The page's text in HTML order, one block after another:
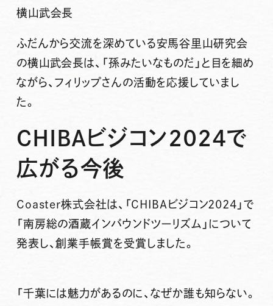
横山武会長
ふだんから交流を深めている安馬谷里山研究会
の横山武会長は、「孫みたいなものだ」と目を細め
ながら、フィリップさんの活動を応援していまし
た。
CHIBAビジコン2024で
広がる今後
Coaster株式会社は、「CHIBAビジコン2024」で
「南房総の酒蔵インバウンドツーリズム」について
発表し、創業手帳賞を受賞しました。
「千葉には魅力があるのに、なぜか誰も知らない。